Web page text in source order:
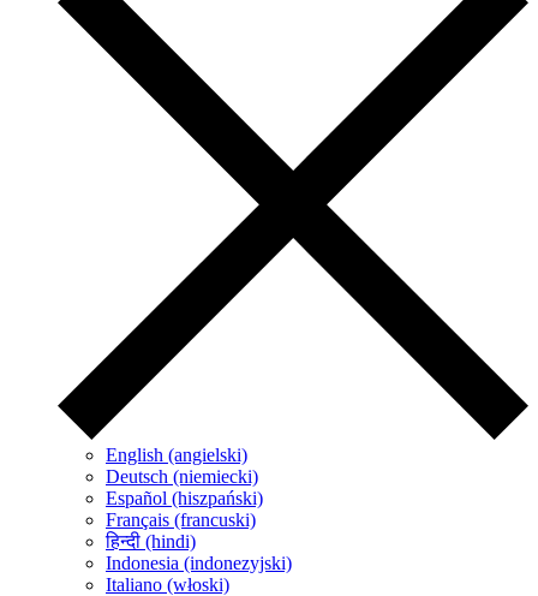
English (angielski)
Deutsch (niemiecki)
Español (hiszpański)
Français (francuski)
हिन्दी (hindi)
Indonesia (indonezyjski)
Italiano (włoski)